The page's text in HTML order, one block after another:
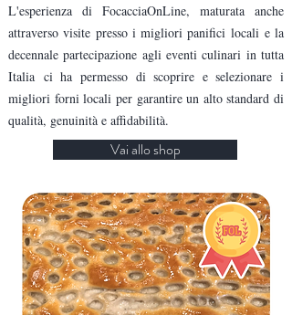
L'esperienza di FocacciaOnLine, maturata anche
attraverso visite presso i migliori panifici locali e la
decennale partecipazione agli eventi culinari in tutta
Italia ci ha permesso di scoprire e selezionare i
migliori forni locali per garantire un alto standard di
qualità, genuinità e affidabilità.
Vai allo shop